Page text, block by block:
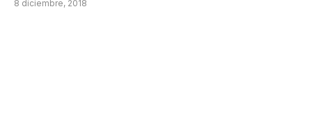
8 diciembre, 2018